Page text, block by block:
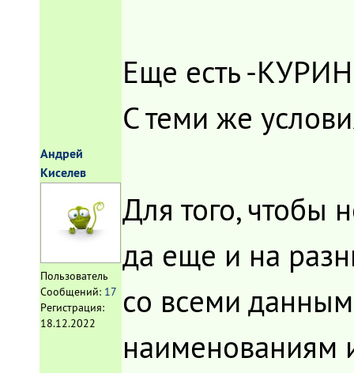
Андрей
Киселев
Пользователь
Сообщений: 17
Регистрация:
18.12.2022
Еще есть -
С теми же
Для того, чтобы
да еще и на
со всеми
наименованиям